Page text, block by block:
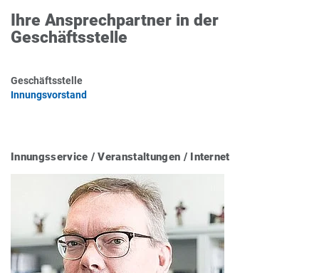
Ihre Ansprechpartner in der
Geschäftsstelle
Geschäftsstelle
Innungsvorstand
Innungsservice / Veranstaltungen / Internet